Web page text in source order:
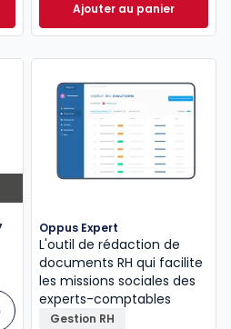
comptable à partir de
Ajouter au panier
Mémento Fiscal
Oppus Expert
L'outil de rédaction de
documents RH qui facilite
les missions sociales des
experts-comptables
Gestion RH